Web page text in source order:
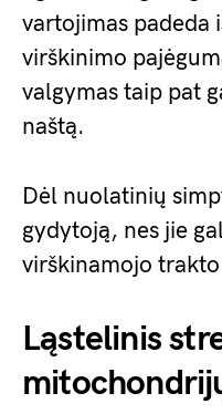
vartojimas padeda
virškinimo
valgymas taip pat
naštą.
Dėl nuolatinių
gydytoją, nes jie
virškinamojo
Ląstelinis